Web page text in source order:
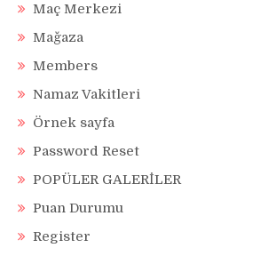
Maç Merkezi
Mağaza
Members
Namaz Vakitleri
Örnek sayfa
Password Reset
POPÜLER GALERİLER
Puan Durumu
Register